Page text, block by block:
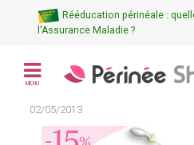
Rééducation périnéale :
l'Assurance Maladie ?
MENU
02/05/2013